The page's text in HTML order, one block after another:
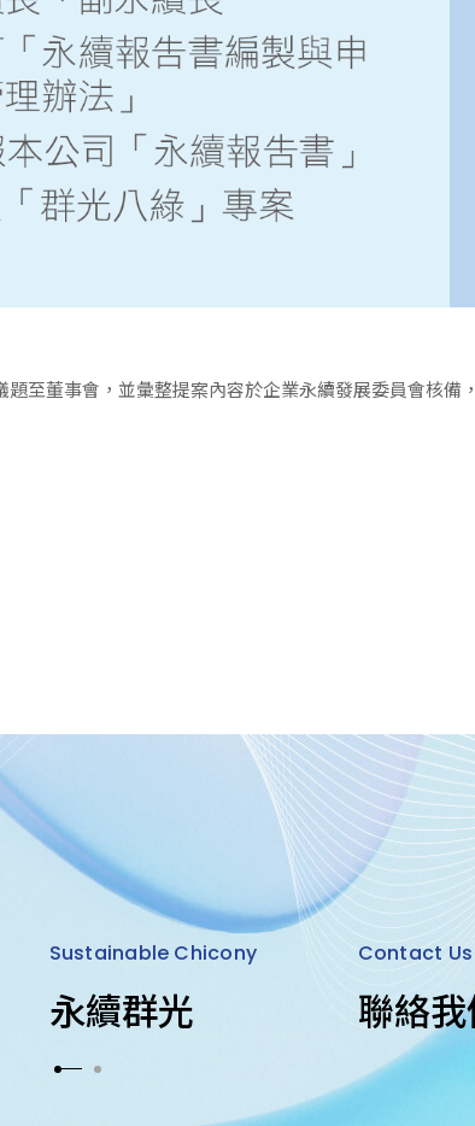
至董事會，並彙整提案內容於企業永續發展委員會核備
Sustainable Chicony
永續群光
Contact Us
聯絡